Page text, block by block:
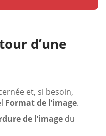
d’une
et, si besoin,
Format de l’image.
de l’image du